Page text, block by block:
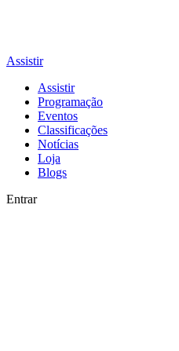
Assistir
Assistir
Programação
Eventos
Classificações
Notícias
Loja
Blogs
Entrar